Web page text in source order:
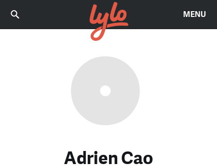
MENU
Adrien Cao